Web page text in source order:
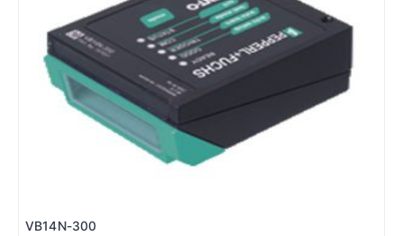
VB14N-300